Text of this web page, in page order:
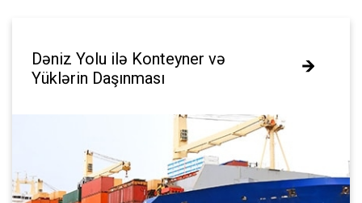
Dəniz Yolu ilə Konteyner və
Yüklərin Daşınması
Dəniz Yolu ilə Konteyner və
Yüklərin Daşınması